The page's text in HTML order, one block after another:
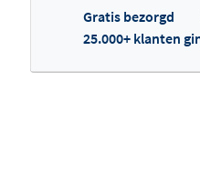
Gratis bezorgd
25.000+ klanten